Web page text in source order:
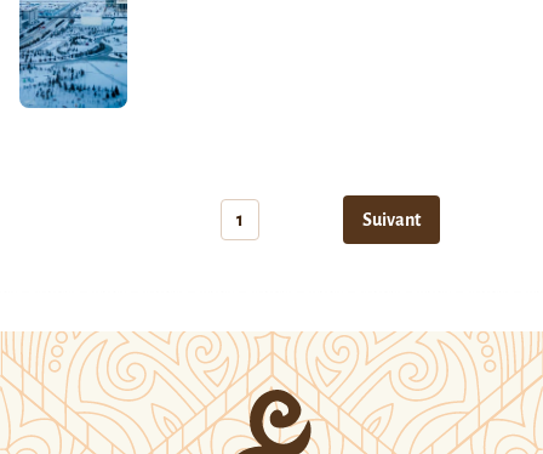
1 Suivant